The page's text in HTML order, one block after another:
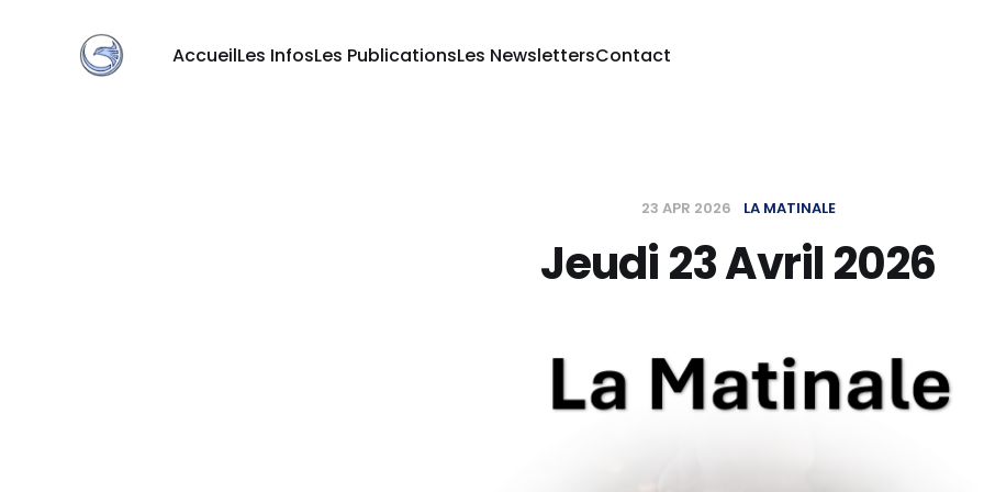
AccueilLes InfosLes PublicationsLes NewslettersContact
23 APR 2026 LA MATINALE
Jeudi 23 Avril 2026